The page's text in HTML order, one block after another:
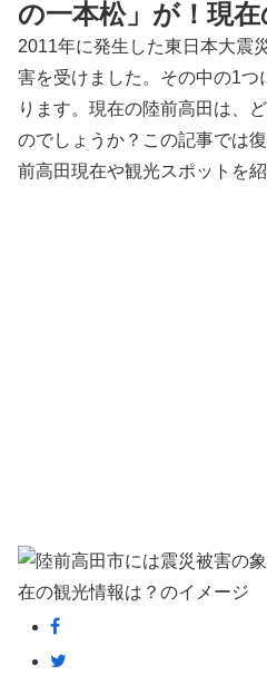
の一本松」が！現
2011年に発生した東日本大震
害を受けました。その中の1つ
ります。現在の陸前高田は、
のでしょうか？この記事では
前高田現在や観光スポットを紹